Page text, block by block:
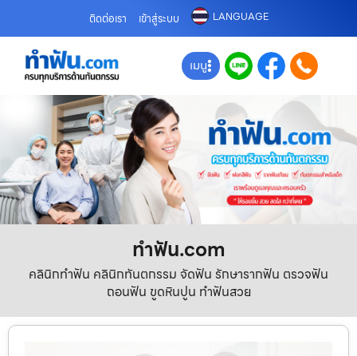
ติดต่อเรา เข้าสู่ระบบ LANGUAGE
เมนู
ทําฟัน.com
คลินิกทำฟัน คลินิกทันตกรรม จัดฟัน รักษารากฟัน ตรวจฟัน
ถอนฟัน ขูดหินปูน ทำฟันสวย